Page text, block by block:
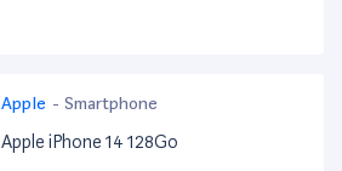
Apple - Smartphone
Apple iPhone 14 128Go